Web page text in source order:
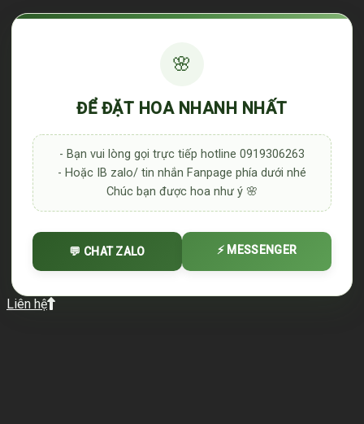
🌸
ĐỂ ĐẶT HOA NHANH NHẤT
- Bạn vui lòng gọi trực tiếp hotline 0919306263
- Hoặc IB zalo/ tin nhắn Fanpage phía dưới nhé
Chúc bạn được hoa như ý 🌸
💬 CHAT ZALO ⚡ MESSENGER
Liên hệ